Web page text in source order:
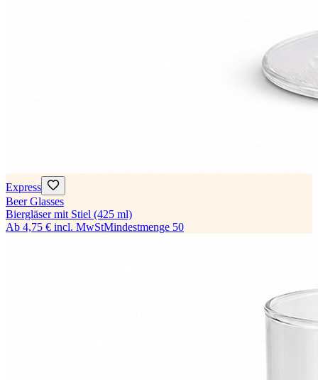
Express
Beer Glasses
Biergläser mit Stiel (425 ml)
Ab 4,75 € incl. MwStMindestmenge 50